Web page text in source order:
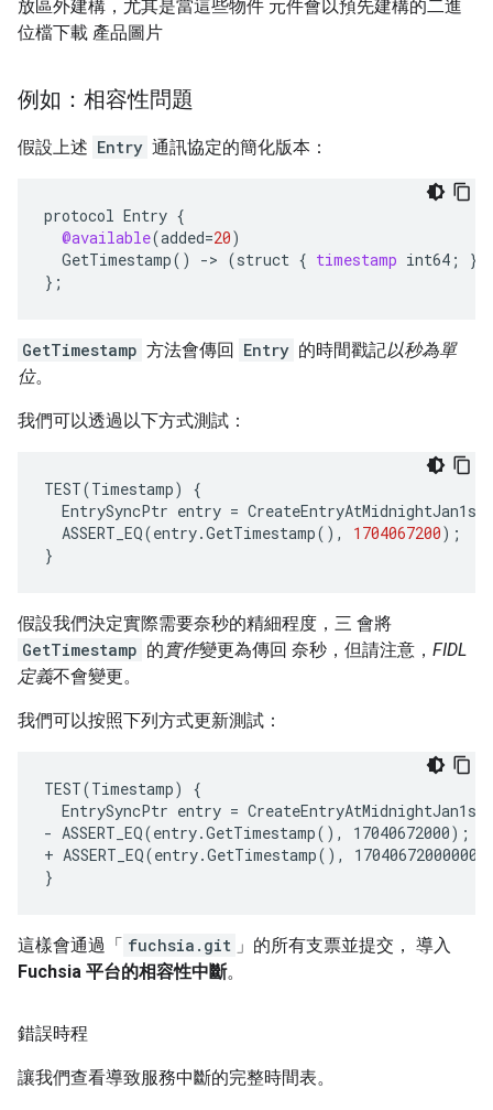
放區外建構，尤其是當這些物件 元件會以預先建構的二進
位檔下載 產品圖片
例如：相容性問題
假設上述 Entry 通訊協定的簡化版本：
protocol Entry {
@available(added=20)
GetTimestamp() -> (struct { timestamp int64 ; }
} ;
GetTimestamp 方法會傳回 Entry 的時間戳記以秒為單
位。
我們可以透過以下方式測試：
TEST(Timestamp)
{
EntrySyncPtr entry =
ASSERT_EQ(entry.GetTimestamp(), 1704067200);
}
假設我們決定實際需要奈秒的精細程度，三 會將
GetTimestamp 的實作變更為傳回 奈秒，但請注意， FIDL
定義不會變更。
我們可以按照下列方式更新測試：
- ASSERT_EQ(entry.GetTimestamp(), 17040672000);
+ ASSERT_EQ(entry.GetTimestamp(),
這樣會通過「 fuchsia.git 」的所有支票並提交， 導入
Fuchsia 平台的相容性中斷。
錯誤時程
讓我們查看導致服務中斷的完整時間表。